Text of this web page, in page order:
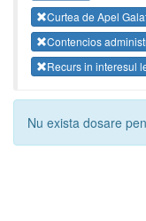
Curtea de Apel
Contencios
Recurs in interesul
Nu exista dosare